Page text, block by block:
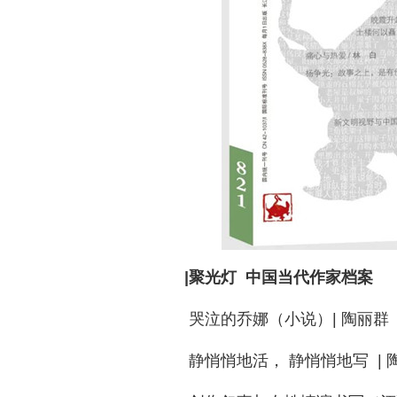
|聚光灯 中国当代作家档案
哭泣的乔娜（小说）| 陶丽群
静悄悄地活， 静悄悄地写 |